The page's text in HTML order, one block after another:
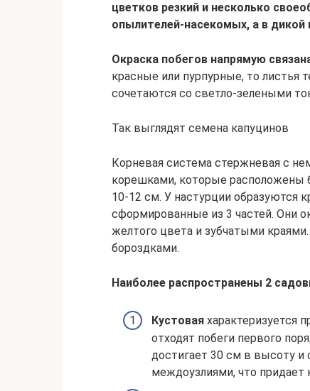
цветков резкий и несколько
опылителей-насекомых, а в дикой
Окраска побегов напрямую
красные или пурпурные, то
сочетаются со светло-зелеными
Так выглядят семена капуцинов
Корневая система стержневая с
корешками, которые расположены
10-12 см. У настурции образуются
сформированные из 3 частей. Они
желтого цвета и зубчатыми
бороздками.
Наиболее распространены 2
Кустовая характеризуется
отходят побеги первого
достигает 30 см в высоту
междоузлиями, что